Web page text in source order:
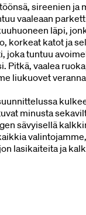
sireenien ja
vaaleaan
läpi,
korkeat katot ja
joka tuntuu
Pitkä, vaalea
liukuovet
minusta
sävyisellä
lasikaiteita ja